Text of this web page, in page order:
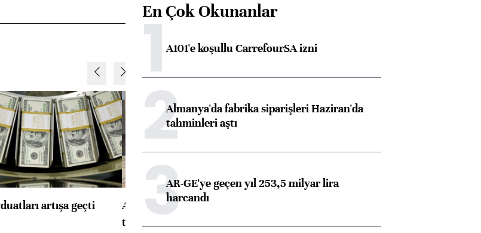
artışa geçti
ABD'de konut başlangıçları
toparlandı
Almanya, Commerzbank
En Çok Okunanlar
1A101'e koşullu CarrefourSA izni
2Almanya'da fabrika siparişleri Haziran'da
tahminleri aştı
3AR-GE'ye geçen yıl 253,5 milyar lira
harcandı